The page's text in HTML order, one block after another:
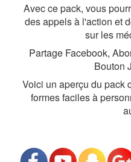
Avec ce pack, vous
des appels à l'action et
sur les
Partage Facebook,
Bouton
Voici un aperçu du pack
formes faciles à